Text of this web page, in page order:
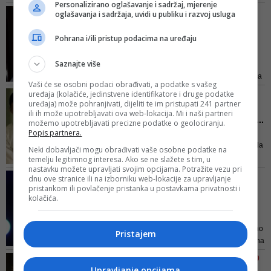
pjevačica pojavila na proslavi
njegovog 37. rođendana u
su se 'pronašli' govori i činjenica
PUKLO TRI GODINE NAKON
Kraj ljubavi: Popularna
Par je dobio sina Angela 2012., a
pjevačica je u jednom intervjuu
tada izjavila kako se nakon
rođenja borila s postporođajnom
depresijom
MRAČNA VREMENA SLAVNIH
Angelina Jolie je probala
svaku drogu koja postoji...
sam zaboravila riječi pjesme. Bila
je to najgora noć u mom životu,
priznala je Adele
OTKAZALA TURNEJE
Ne može da radi ono što
Adele je napisala da je "drastično
promijenila život" kako bi otišla na
može završiti
FOTO/ DOBILA VIŠE OD 50.000
Personalizirano oglašavanje i sadržaj, mjerenje
oglašavanja i sadržaja, uvidi u publiku i razvoj usluga
Pohrana i/ili pristup podacima na uređaju
Saznajte više
Vaši će se osobni podaci obrađivati, a podatke s vašeg
uređaja (kolačiće, jedinstvene identifikatore i druge podatke
uređaja) može pohranjivati, dijeliti te im pristupati 241 partner
ili ih može upotrebljavati ova web-lokacija. Mi i naši partneri
možemo upotrebljavati precizne podatke o geolociranju.
Popis partnera.
Neki dobavljači mogu obrađivati vaše osobne podatke na
temelju legitimnog interesa. Ako se ne slažete s tim, u
nastavku možete upravljati svojim opcijama. Potražite vezu pri
dnu ove stranice ili na izborniku web-lokacije za upravljanje
pristankom ili povlačenje pristanka u postavkama privatnosti i
kolačića.
Pristajem